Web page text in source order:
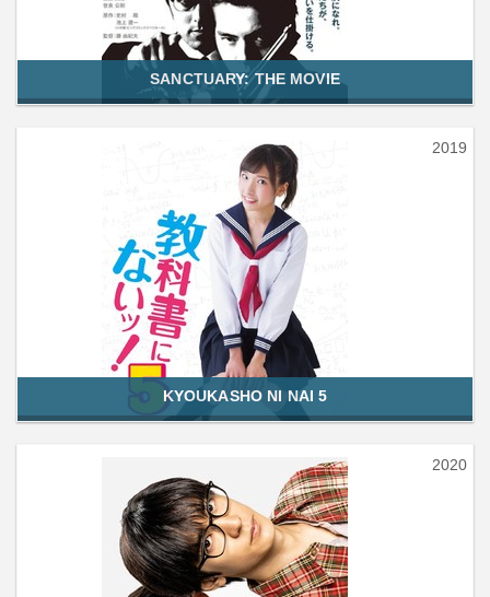
SANCTUARY: THE MOVIE
2019
KYOUKASHO NI NAI 5
2020